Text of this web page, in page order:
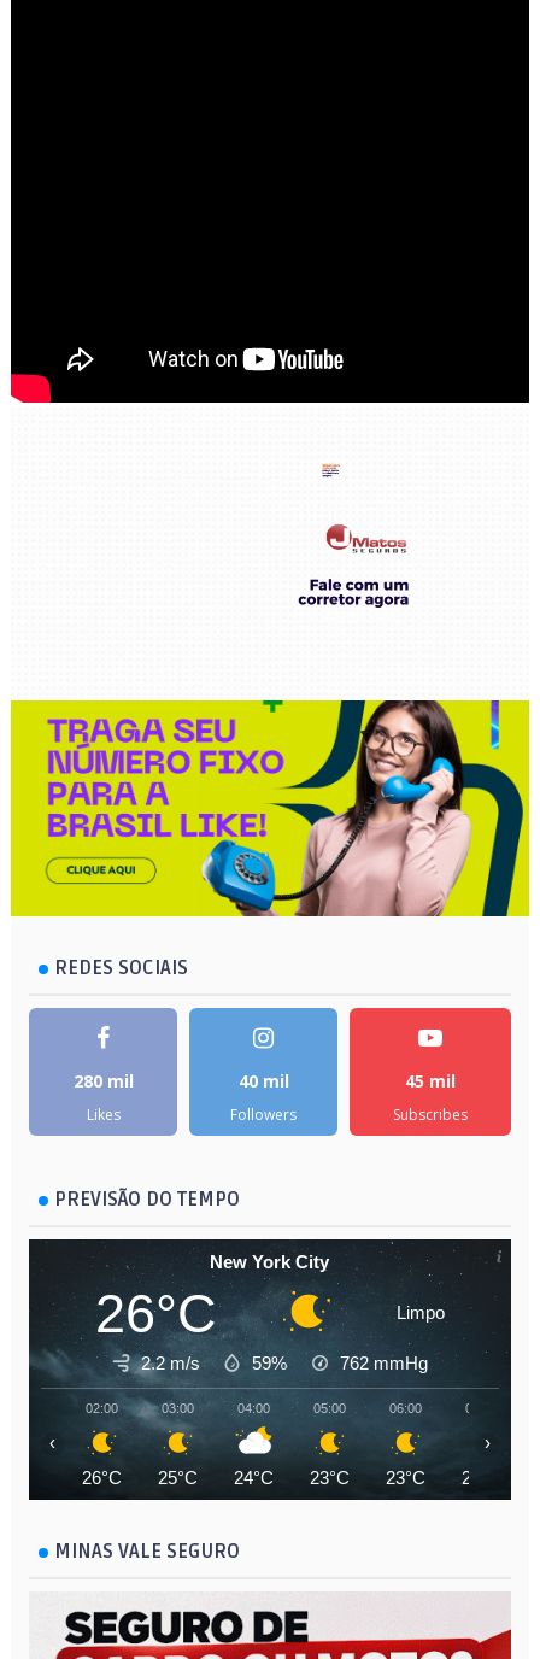
REDES SOCIAIS
280 mil
Likes
40 mil
Followers
45 mil
Subscribes
PREVISÃO DO TEMPO
New York City
26°C Limpo
2.2 m/s 59% 762 mmHg
02:00
26°C
03:00
25°C
04:00
24°C
05:00
23°C
06:00
23°C
07:00
23°C
‹ ›
MINAS VALE SEGURO